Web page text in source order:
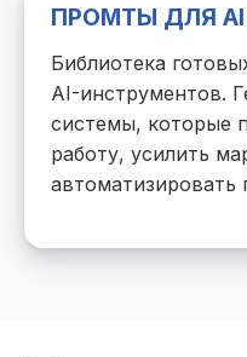
ПРОМТЫ ДЛЯ AI
Библиотека
AI-инструментов.
системы, которые
работу, усилить
автоматизировать